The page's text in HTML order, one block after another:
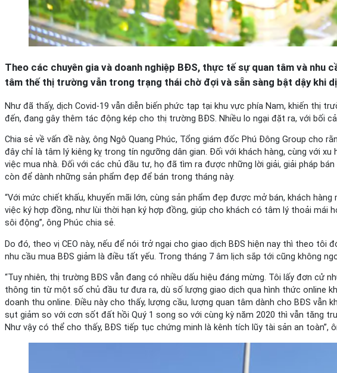
Theo các chuyên gia và doanh nghiệp BĐS, thực tế sự quan tâm và
tâm thế thị trường vẫn trong trạng thái chờ đợi và sẵn sàng bật dậy khi
Như đã thấy, dịch Covid-19 vẫn diễn biến phức tạp tại khu vực phía Nam, khiến thị
đến, đang gây thêm tác động kép cho thị trường BĐS. Nhiều lo ngại đặt ra, với bối
Chia sẻ về vấn đề này, ông Ngô Quang Phúc, Tổng giám đốc Phú Đông Group cho
đây chỉ là tâm lý kiêng kỵ trong tín ngưỡng dân gian. Đối với khách hàng, cùng với
việc mua nhà. Đối với các chủ đầu tư, họ đã tìm ra được những lời giải, giải pháp
còn để dành những sản phẩm đẹp để bán trong tháng này.
“Với mức chiết khấu, khuyến mãi lớn, cùng sản phẩm đẹp được mở bán, khách
việc ký hợp đồng, như lùi thời hạn ký hợp đồng, giúp cho khách có tâm lý thoải mái
sôi động”, ông Phúc chia sẻ.
Do đó, theo vị CEO này, nếu để nói trở ngại cho giao dịch BĐS hiện nay thì theo tôi
nhu cầu mua BĐS giảm là điều tất yếu. Trong tháng 7 âm lịch sắp tới cũng không
“Tuy nhiên, thị trường BĐS vẫn đang có nhiều dấu hiệu đáng mừng. Tôi lấy đơn cử
thông tin từ một số chủ đầu tư đưa ra, dù số lượng giao dịch qua hình thức online
doanh thu online. Điều này cho thấy, lượng cầu, lượng quan tâm dành cho BĐS
sụt giảm so với cơn sốt đất hồi Quý 1 song so với cùng kỳ năm 2020 thì vẫn tăng
Như vậy có thể cho thấy, BĐS tiếp tục chứng minh là kênh tích lũy tài sản an toàn”,